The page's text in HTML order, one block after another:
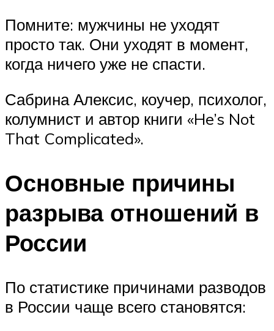
Помните: мужчины не уходят
просто так. Они уходят в момент,
когда ничего уже не спасти.
Сабрина Алексис, коучер, психолог,
колумнист и автор книги «He’s Not
That Complicated».
Основные причины
разрыва отношений в
России
По статистике причинами разводов
в России чаще всего становятся: